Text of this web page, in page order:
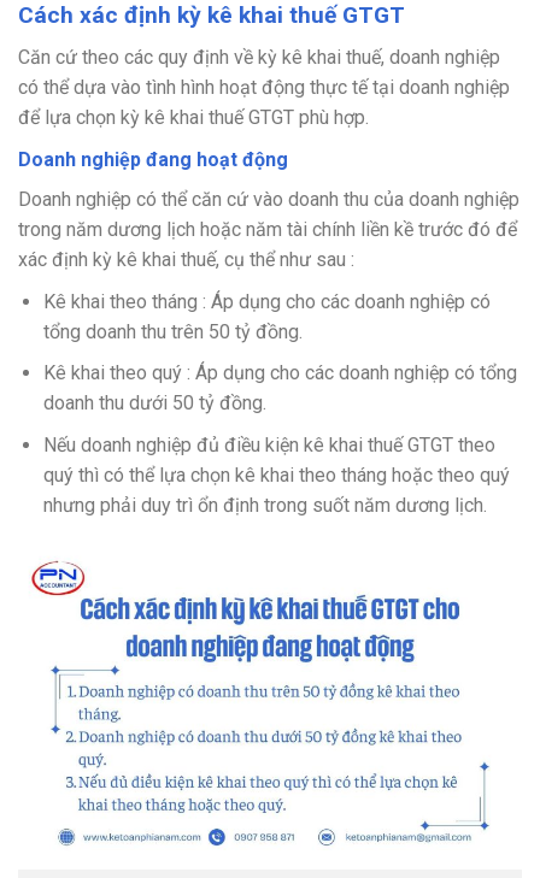
Cách xác định kỳ kê khai thuế GTGT
Căn cứ theo các quy định về kỳ kê khai thuế, doanh nghiệp
có thể dựa vào tình hình hoạt động thực tế tại doanh nghiệp
để lựa chọn kỳ kê khai thuế GTGT phù hợp.
Doanh nghiệp đang hoạt động
Doanh nghiệp có thể căn cứ vào doanh thu của doanh nghiệp
trong năm dương lịch hoặc năm tài chính liền kề trước đó để
xác định kỳ kê khai thuế, cụ thể như sau :
Kê khai theo tháng : Áp dụng cho các doanh nghiệp có
tổng doanh thu trên 50 tỷ đồng.
Kê khai theo quý : Áp dụng cho các doanh nghiệp có tổng
doanh thu dưới 50 tỷ đồng.
Nếu doanh nghiệp đủ điều kiện kê khai thuế GTGT theo
quý thì có thể lựa chọn kê khai theo tháng hoặc theo quý
nhưng phải duy trì ổn định trong suốt năm dương lịch.